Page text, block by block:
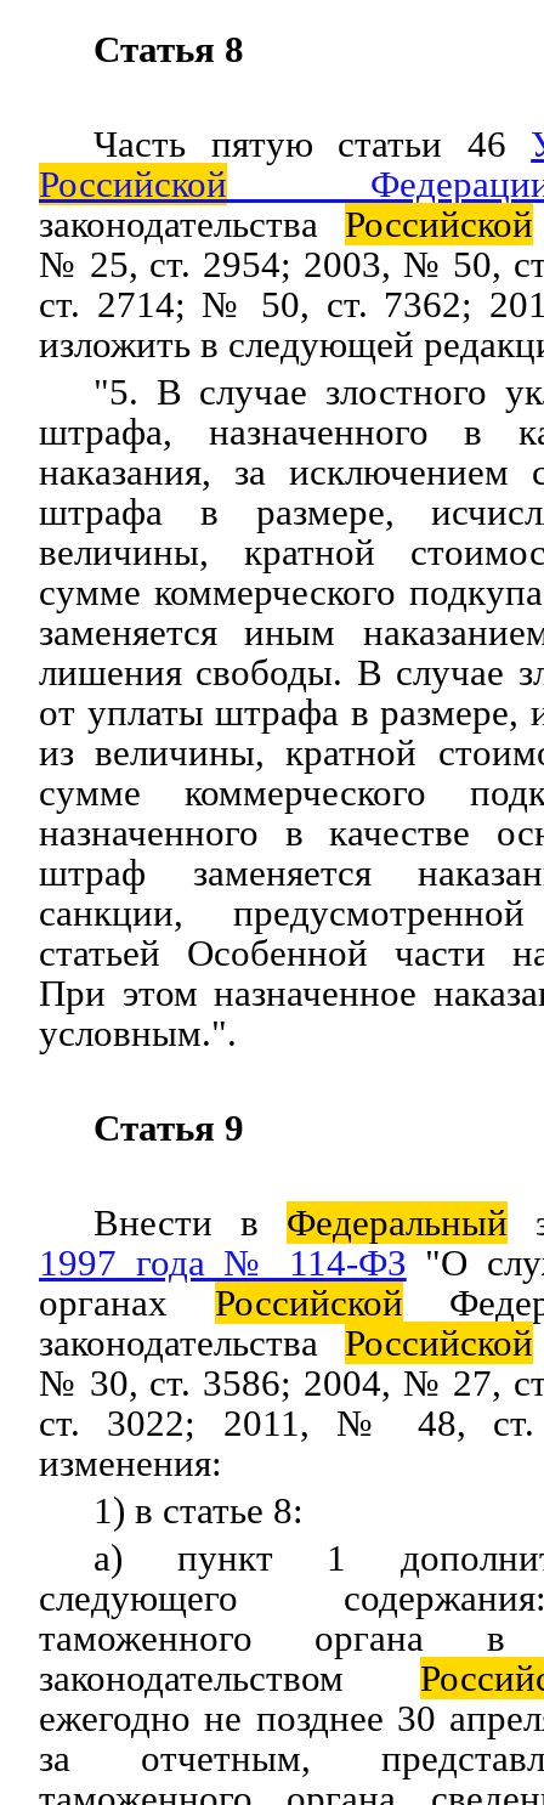
Статья 8
Часть пятую статьи 46
Российской
законодательства Российской
№ 25, ст. 2954; 2003, № 50,
ст. 2714; № 50, ст. 7362;
изложить в следующей
"5. В случае злостного
штрафа, назначенного в
наказания, за исключением
штрафа в размере,
величины, кратной
сумме коммерческого
заменяется иным
лишения свободы. В случае
от уплаты штрафа в размере,
из величины, кратной
сумме коммерческого
назначенного в качестве
штраф заменяется
санкции,
статьей Особенной части
При этом назначенное
условным.".
Статья 9
Внести в Федеральный
1997 года № 114-ФЗ "О
органах Российской
законодательства Российской
№ 30, ст. 3586; 2004, № 27,
ст. 3022; 2011, № 48, ст.
изменения:
1) в статье 8:
а) пункт 1
следующего
таможенного органа в
законодательством
ежегодно не позднее 30
за отчетным,